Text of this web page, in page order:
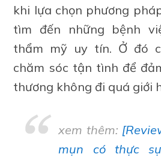
khi lựa chọn phương
tìm đến những bệnh
thẩm mỹ uy tín. Ở đó
chăm sóc tận tình để
thương không đi quá giới
xem thêm:
mụn có thực